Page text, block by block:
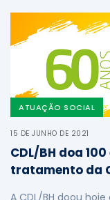
ATUAÇÃO SOCIAL
15 DE JUNHO DE 2021
CDL/BH doa
tratamento da